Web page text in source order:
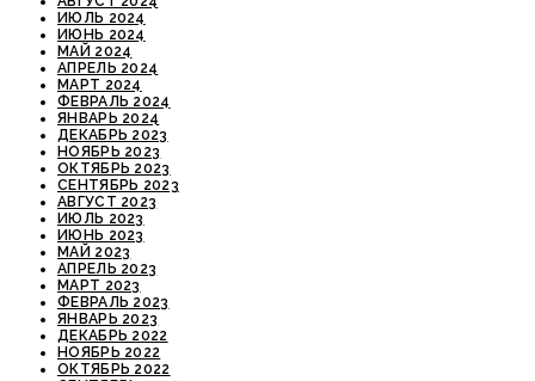
ИЮЛЬ 2024
ИЮНЬ 2024
МАЙ 2024
АПРЕЛЬ 2024
МАРТ 2024
ФЕВРАЛЬ 2024
ЯНВАРЬ 2024
ДЕКАБРЬ 2023
НОЯБРЬ 2023
ОКТЯБРЬ 2023
СЕНТЯБРЬ 2023
АВГУСТ 2023
ИЮЛЬ 2023
ИЮНЬ 2023
МАЙ 2023
АПРЕЛЬ 2023
МАРТ 2023
ФЕВРАЛЬ 2023
ЯНВАРЬ 2023
ДЕКАБРЬ 2022
НОЯБРЬ 2022
ОКТЯБРЬ 2022